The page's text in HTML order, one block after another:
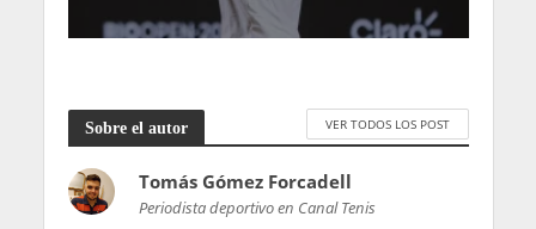
Sobre el autor VER TODOS LOS POST
Tomás Gómez Forcadell
Periodista deportivo en Canal Tenis